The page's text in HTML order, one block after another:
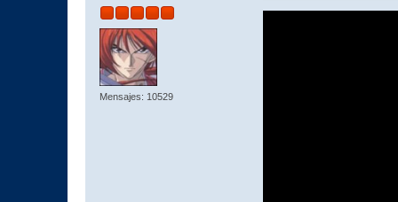
Mensajes: 10529